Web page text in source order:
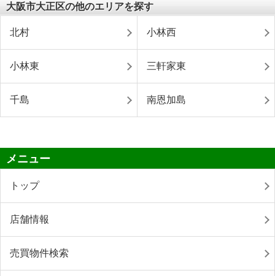
大阪市大正区の他のエリアを探す
北村 小林西
小林東 三軒家東
千島 南恩加島
メニュー
トップ
店舗情報
売買物件検索